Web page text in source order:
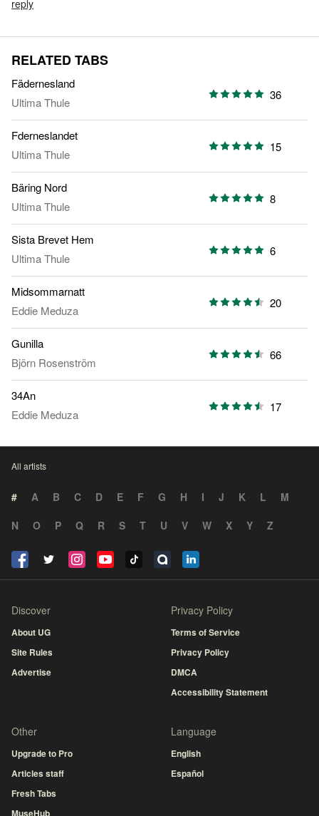
reply
RELATED TABS
Fädernesland
Ultima Thule
36
Fderneslandet
Ultima Thule
15
Bäring Nord
Ultima Thule
8
Sista Brevet Hem
Ultima Thule
6
Midsommarnatt
Eddie Meduza
20
Gunilla
Björn Rosenström
66
34An
Eddie Meduza
17
All artists
# A B C D E F G H I J K L
M
N
O P Q R S T U V W X Y Z
Discover
About UG
Site Rules
Advertise
Privacy Policy
Terms of Service
Privacy Policy
DMCA
Accessibility Statement
Other
Upgrade to Pro
Articles staff
Fresh Tabs
MuseHub
Language
English
Español